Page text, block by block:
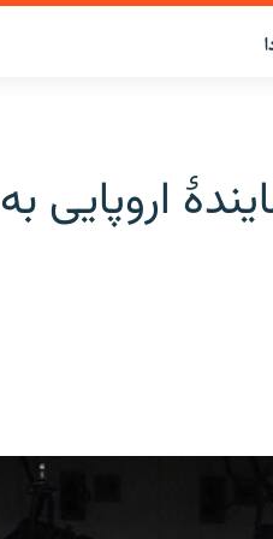
اروپایی به